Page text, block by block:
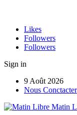
Likes
Followers
Followers
Sign in
9 Août 2026
Nous Conctacter
Matin